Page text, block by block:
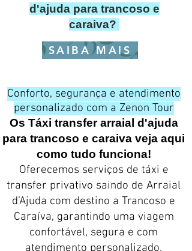
d'ajuda para trancoso e
caraiva?
SAIBA MAIS
Conforto, segurança e atendimento
personalizado com a Zenon Tour
Os Táxi transfer arraial d'ajuda
para trancoso e caraiva veja aqui
como tudo funciona!
Oferecemos serviços de táxi e
transfer privativo saindo de Arraial
d’Ajuda com destino a Trancoso e
Caraíva, garantindo uma viagem
confortável, segura e com